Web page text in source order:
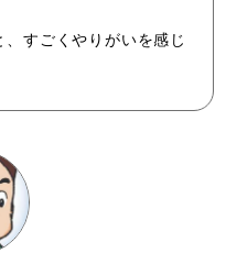
すごくやりがいを感じ